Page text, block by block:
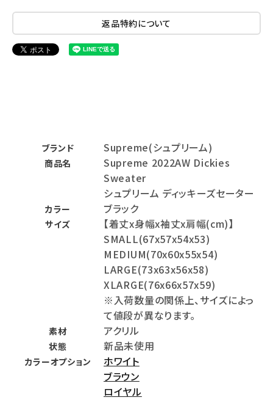
返品特約について
ブランド Supreme(シュプリーム)
商品名
Supreme 2022AW Dickies
Sweater
シュプリーム ディッキーズセーター
カラー ブラック
サイズ
【着丈x身幅x袖丈x肩幅(cm)】
SMALL(67x57x54x53)
MEDIUM(70x60x55x54)
LARGE(73x63x56x58)
XLARGE(76x66x57x59)
※入荷数量の関係上、サイズによっ
て値段が異なります。
素材 アクリル
状態 新品未使用
カラーオプション
ホワイト
ブラウン
ロイヤル